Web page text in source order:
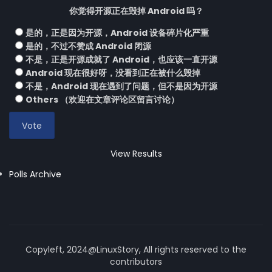
你觉得开源正在毁掉 Android 吗？
是的，正是因为开源，Android 设备碎片化严重
是的，不过不赞成 Android 闭源
不是，正是开源成就了 Android，也应该一直开源
Android 现在很好呀，没看到正在被什么毁掉
不是，Android 现在遇到了问题，但不是因为开源
Others （欢迎在文章评论区留言讨论）
View Results
Polls Archive
Copyleft, 2024@LinuxStory, All rights reserved to the
contributors